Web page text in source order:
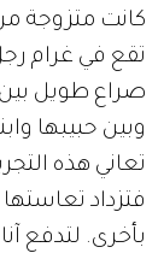
كانت متزوجة
تقع في غرام
صراع طويل بين
وبين حبيبها
تعاني هذه
فتزداد
بأخرى. لتدفع